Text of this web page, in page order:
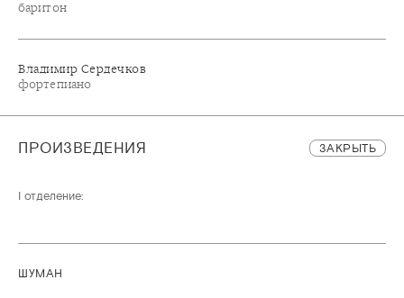
баритон
Владимир Сердечков
фортепиано
ПРОИЗВЕДЕНИЯ ЗАКРЫТЬ
I отделение:
ШУМАН